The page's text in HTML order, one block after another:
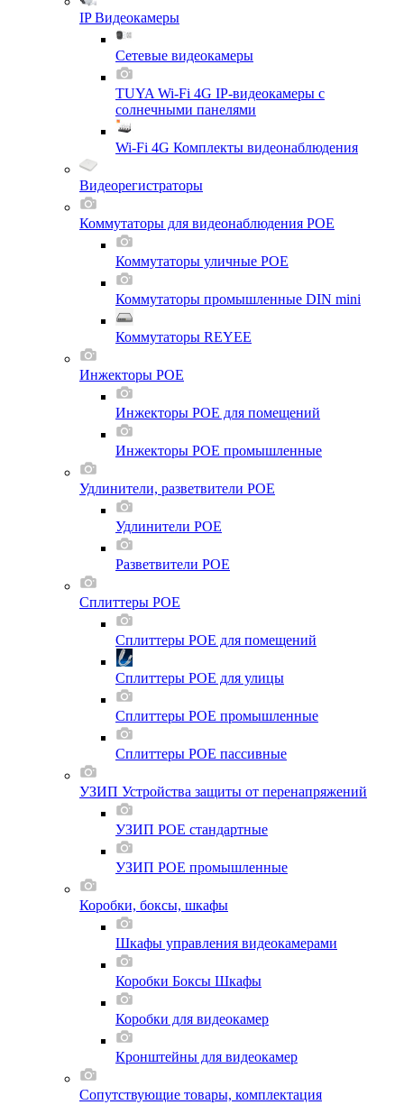
IP Видеокамеры
Сетевые видеокамеры
TUYA Wi-Fi 4G IP-видеокамеры с
солнечными панелями
Wi-Fi 4G Комплекты видеонаблюдения
Видеорегистраторы
Коммутаторы для видеонаблюдения POE
Коммутаторы уличные POE
Коммутаторы промышленные DIN mini
Коммутаторы REYEE
Инжекторы POE
Инжекторы POE для помещений
Инжекторы POE промышленные
Удлинители, разветвители POE
Удлинители POE
Разветвители POE
Сплиттеры POE
Сплиттеры POE для помещений
Сплиттеры POE для улицы
Сплиттеры POE промышленные
Сплиттеры POE пассивные
УЗИП Устройства защиты от перенапряжений
УЗИП POE стандартные
УЗИП POE промышленные
Коробки, боксы, шкафы
Шкафы управления видеокамерами
Коробки Боксы Шкафы
Коробки для видеокамер
Кронштейны для видеокамер
Сопутствующие товары, комплектация